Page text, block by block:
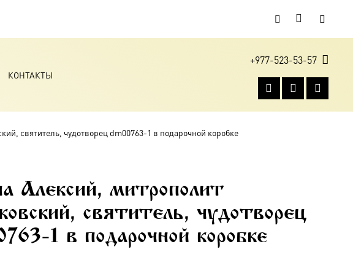
КОНТАКТЫ
+977-523-53-57
святитель, чудотворец dm00763-1 в подарочной коробке
Алексий, митрополит
святитель, чудотворец
1 в подарочной коробке